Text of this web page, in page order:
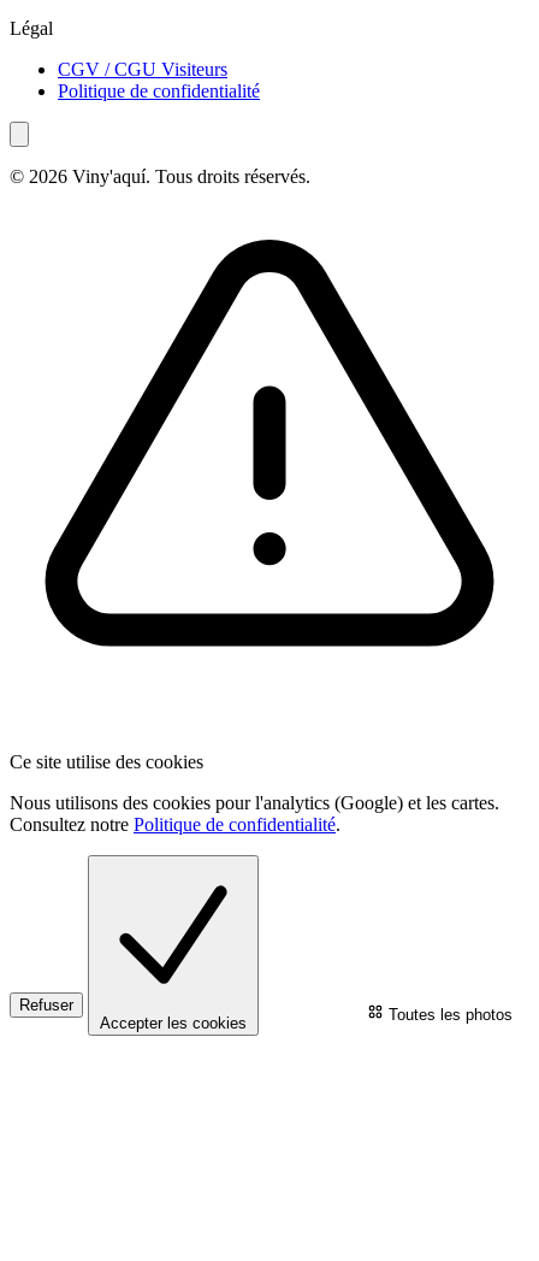
Toutes les photos
Légal
CGV / CGU Visiteurs
Politique de confidentialité
© 2026 Viny'aquí. Tous droits réservés.
Ce site utilise des cookies
Nous utilisons des cookies pour l'analytics (Google) et les cartes.
Consultez notre Politique de confidentialité.
Refuser
Accepter les cookies